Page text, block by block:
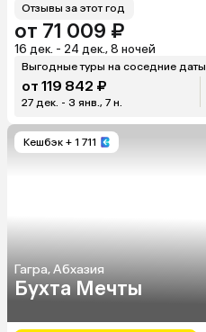
Отзывы за этот год
от 71 009 ₽
16 дек. - 24 дек., 8 ночей
Выгодные туры на соседние даты
от 119 842 ₽
27 дек. - 3 янв., 7 н.
Кешбэк + 1 711
Гагра, Абхазия
Бухта Мечты